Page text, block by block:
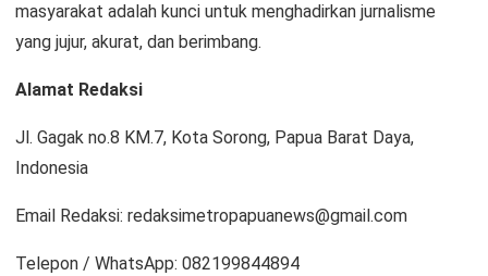
masyarakat adalah kunci untuk menghadirkan jurnalisme
yang jujur, akurat, dan berimbang.
Alamat Redaksi
Jl. Gagak no.8 KM.7, Kota Sorong, Papua Barat Daya,
Indonesia
Email Redaksi: redaksimetropapuanews@gmail.com
Telepon / WhatsApp: 082199844894